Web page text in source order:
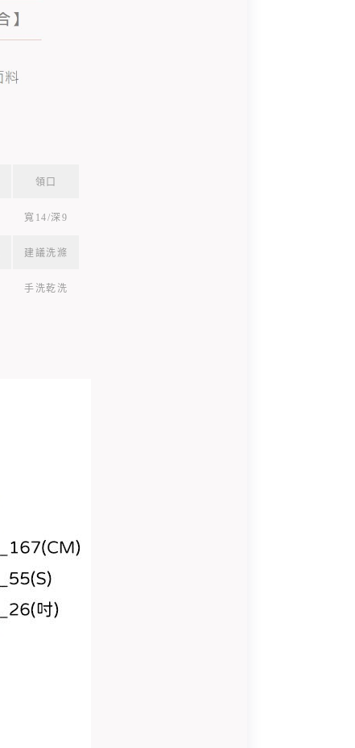
領口
寬14/深9
建議洗滌
手洗乾洗